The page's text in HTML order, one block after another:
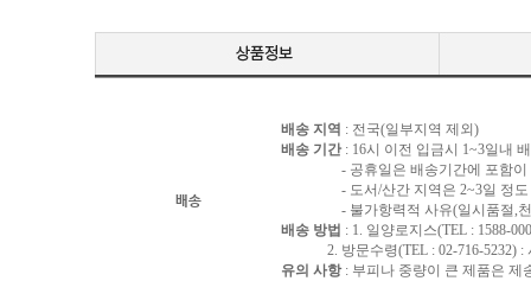
배송
배송 지역 : 전국(일부지역 제외)
배송 기간 : 16시 이전 입금시 1~3일내
- 공휴일은 배송기간에 포함이
- 도서/산간 지역은 2~3일 정도
- 불가항력적 사유(일시품절,천재
배송 방법 : 1. 일양로지스(TEL : 1588-
2. 방문수령(TEL : 02-716-5232) :
유의 사항: 부피나 중량이 큰 제품은 제